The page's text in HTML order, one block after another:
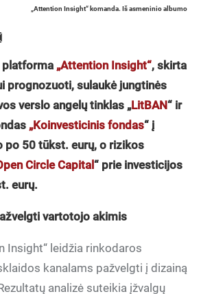
„Attention Insight“ komanda. Iš asmeninio albumo
platforma „Attention Insight“, skirta
prognozuoti, sulaukė jungtinės
verslo angelų tinklas „LitBAN“ ir
„Koinvesticinis fondas“ į
po 50 tūkst. eurų, o rizikos
Circle Capital“ prie investicijos
eurų.
vartotojo akimis
Insight“ leidžia rinkodaros
kanalams pažvelgti į dizainą
analizė suteikia įžvalgų